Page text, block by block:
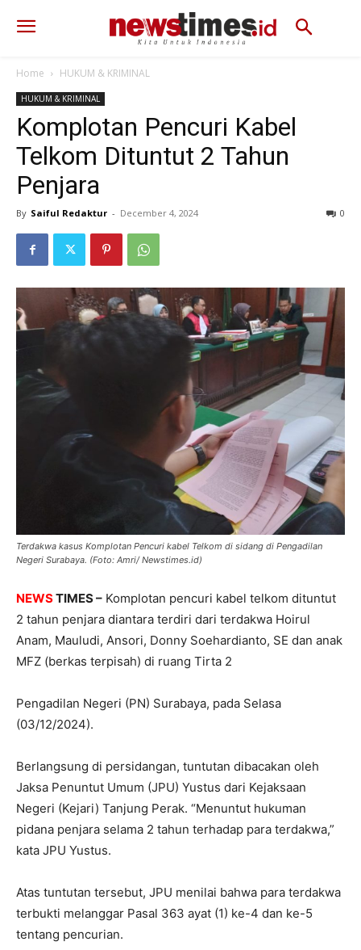
Home HUKUM & KRIMINAL
HUKUM & KRIMINAL
Komplotan Pencuri Kabel
Telkom Dituntut 2 Tahun
Penjara
By Saiful Redaktur - December 4, 2024 0
Terdakwa kasus Komplotan Pencuri kabel Telkom di sidang di Pengadilan
Negeri Surabaya. (Foto: Amri/ Newstimes.id)
NEWSTIMES – Komplotan pencuri kabel telkom dituntut
2 tahun penjara diantara terdiri dari terdakwa Hoirul
Anam, Mauludi, Ansori, Donny Soehardianto, SE dan anak
MFZ (berkas terpisah) di ruang Tirta 2
Pengadilan Negeri (PN) Surabaya, pada Selasa
(03/12/2024).
Berlangsung di persidangan, tuntutan dibacakan oleh
Jaksa Penuntut Umum (JPU) Yustus dari Kejaksaan
Negeri (Kejari) Tanjung Perak. “Menuntut hukuman
pidana penjara selama 2 tahun terhadap para terdakwa,”
kata JPU Yustus.
Atas tuntutan tersebut, JPU menilai bahwa para terdakwa
terbukti melanggar Pasal 363 ayat (1) ke-4 dan ke-5
tentang pencurian.